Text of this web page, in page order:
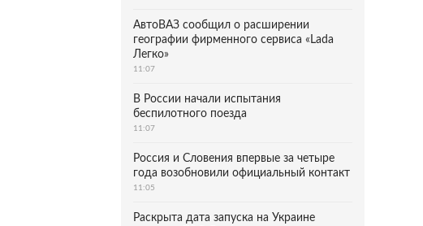
АвтоВАЗ сообщил о расширении
географии фирменного сервиса «Lada
Легко»
11:07
В России начали испытания
беспилотного поезда
11:07
Россия и Словения впервые за четыре
года возобновили официальный контакт
11:05
Раскрыта дата запуска на Украине